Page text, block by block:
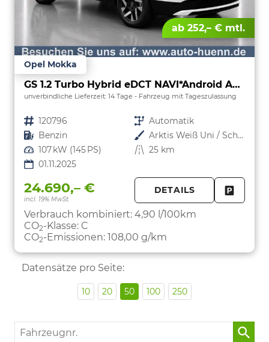
ab 252,– € mtl.
Opel Mokka
GS 1.2 Turbo Hybrid eDCT NAVI*Android Auto*Leder*Keyless*Matrix*SHZ*Kamera*Klimaauto*LED*
unverbindliche Lieferzeit: 14 Tage Fahrzeug mit Tageszulassung
Fahrzeugnr. 120796 Getriebe Automatik
Kraftstoff Benzin Außenfarbe
Arktis Weiß Uni / Schwarzes Dach
Leistung 107 kW (145 PS) Kilometerstand 25 km
01.11.2025
24.690,– €
incl. 19% MwSt.
DETAILS
Verbrauch kombiniert: 4,90 l/100km
CO2-Klasse: C
CO2-Emissionen: 108,00 g/km
Datensätze pro Seite:
10 20 50 100 250
Fahrzeugnr.